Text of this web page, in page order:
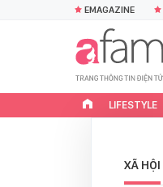
EMAGAZINE
LIFESTYLE
XÃ HỘI